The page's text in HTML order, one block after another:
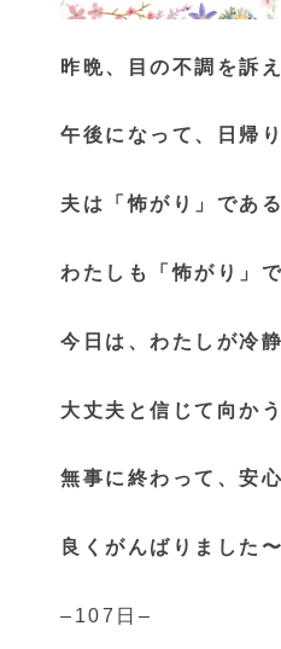
昨晩、目の不調を訴
午後になって、日帰
夫は「怖がり」である
わたしも「怖がり」
今日は、わたしが冷
大丈夫と信じて向か
無事に終わって、安心
良くがんばりました〜
–107日–